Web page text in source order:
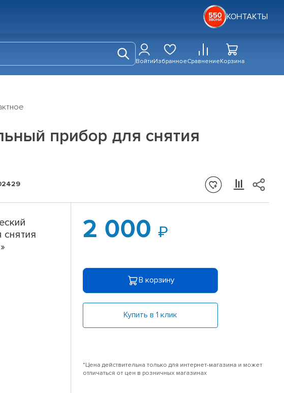
КОНТАКТЫ
ВойтиИзбранноеСравнениеКорзина
прибор для снятия
снятия
2 000
В корзину
Купить в 1 клик
*Цена действительна только для интернет-магазина и может
отличаться от цен в розничных магазинах